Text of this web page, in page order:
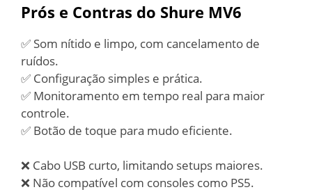
Prós e Contras do Shure MV6
✅ Som nítido e limpo, com cancelamento de
ruídos.
✅ Configuração simples e prática.
✅ Monitoramento em tempo real para maior
controle.
✅ Botão de toque para mudo eficiente.
❌ Cabo USB curto, limitando setups maiores.
❌ Não compatível com consoles como PS5.